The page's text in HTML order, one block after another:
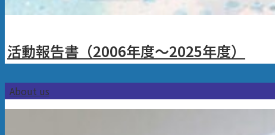
活動報告書（2006年度～2025年度）
About us